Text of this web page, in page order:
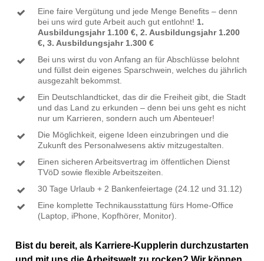
Eine faire Vergütung und jede Menge Benefits – denn
bei uns wird gute Arbeit auch gut entlohnt! 1.
Ausbildungsjahr 1.100 €, 2. Ausbildungsjahr 1.200
€, 3. Ausbildungsjahr 1.300 €
Bei uns wirst du von Anfang an für Abschlüsse belohnt
und füllst dein eigenes Sparschwein, welches du jährlich
ausgezahlt bekommst.
Ein Deutschlandticket, das dir die Freiheit gibt, die Stadt
und das Land zu erkunden – denn bei uns geht es nicht
nur um Karrieren, sondern auch um Abenteuer!
Die Möglichkeit, eigene Ideen einzubringen und die
Zukunft des Personalwesens aktiv mitzugestalten.
Einen sicheren Arbeitsvertrag im öffentlichen Dienst
TVöD sowie flexible Arbeitszeiten.
30 Tage Urlaub + 2 Bankenfeiertage (24.12 und 31.12)
Eine komplette Technikausstattung fürs Home-Office
(Laptop, iPhone, Kopfhörer, Monitor).
Bist du bereit, als Karriere-Kupplerin durchzustarten